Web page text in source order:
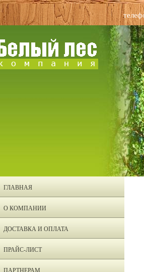
ГЛАВНАЯ
О КОМПАНИИ
ДОСТАВКА И ОПЛАТА
ПРАЙС-ЛИСТ
ПАРТНЕРАМ